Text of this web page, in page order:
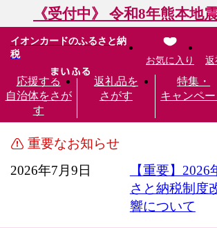
《受付中》 令和8年熊本地
イオンカードのふるさと納
税
応援する
自治体をさが
す
返礼品を
さがす
特集・
キャンペ
お気に入り 返
重要なお知らせ
2026年7月9日
【重要】
さと納税制度
響について